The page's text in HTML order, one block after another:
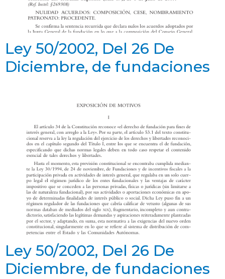
Ley 50/2002, Del 26 De
Diciembre, de fundaciones
Ley 50/2002, Del 26 De
Diciembre, de fundaciones